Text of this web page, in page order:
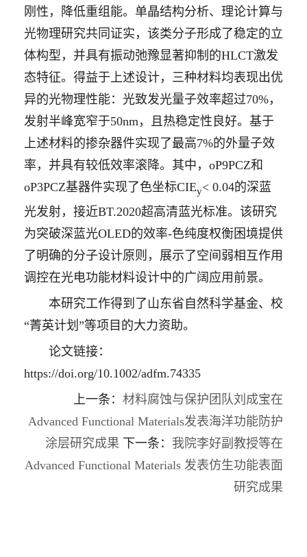
刚性，降低重组能。单晶结构分析、理论计算与
光物理研究共同证实，该类分子形成了稳定的立
体构型，并具有振动弛豫显著抑制的HLCT激发
态特征。得益于上述设计，三种材料均表现出优
异的光物理性能：光致发光量子效率超过70%，
发射半峰宽窄于50nm，且热稳定性良好。基于
上述材料的掺杂器件实现了最高7%的外量子效
率，并具有较低效率滚降。其中，oP9PCZ和
oP3PCZ基器件实现了色坐标CIEy< 0.04的深蓝
光发射，接近BT.2020超高清蓝光标准。该研究
为突破深蓝光OLED的效率-色纯度权衡困境提供
了明确的分子设计原则，展示了空间弱相互作用
调控在光电功能材料设计中的广阔应用前景。
本研究工作得到了山东省自然科学基金、校
“菁英计划”等项目的大力资助。
论文链接：
https://doi.org/10.1002/adfm.74335
上一条： 材料腐蚀与保护团队刘成宝在
Advanced Functional Materials发表海洋功能防护
涂层研究成果 下一条： 我院李好副教授等在
Advanced Functional Materials 发表仿生功能表面
研究成果